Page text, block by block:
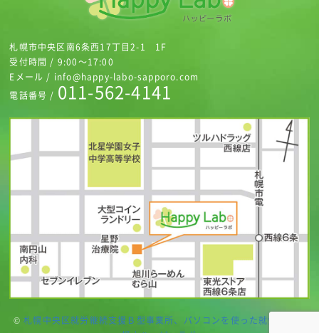
札幌市中央区南6条西17丁目2-1 1F
受付時間 / 9:00～17:00
Eメール / info@happy-labo-sapporo.com
電話番号 / 011-562-4141
©札幌中央区就労継続支援Ｂ型事業所、パソコンを使った就労継続支